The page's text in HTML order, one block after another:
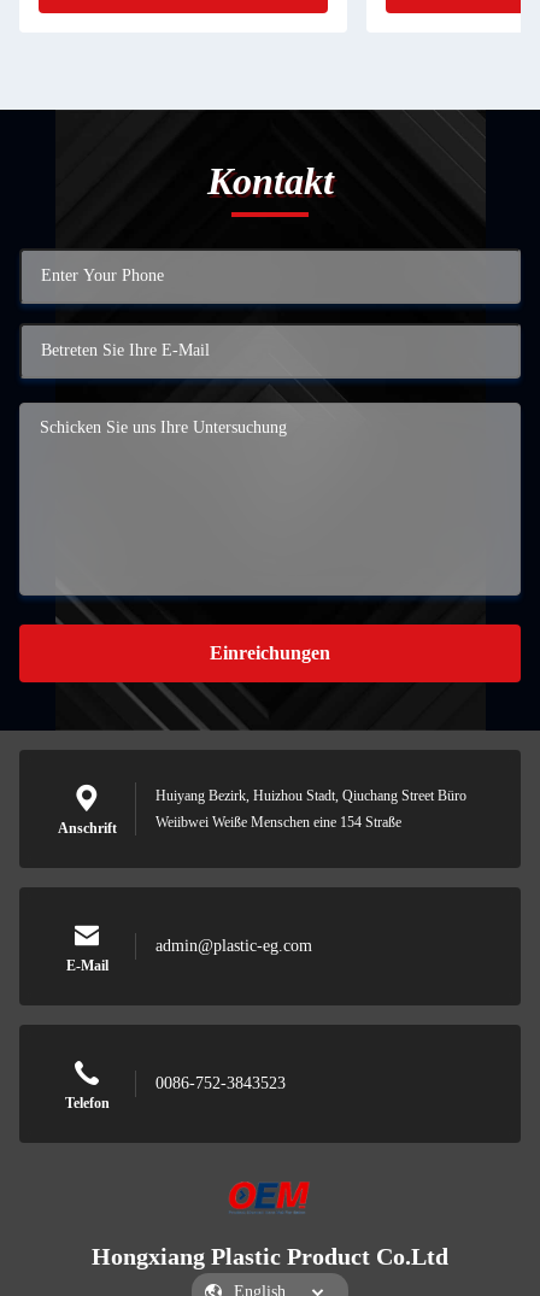
Kontakt
Einreichungen
Anschrift
Huiyang Bezirk, Huizhou Stadt, Qiuchang Street Büro
Weiibwei Weiße Menschen eine 154 Straße
E-Mail
admin@plastic-eg.com
Telefon
0086-752-3843523
Hongxiang Plastic Product Co.Ltd